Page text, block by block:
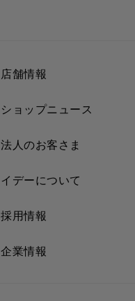
店舗情報
ショップニュース
法人のお客さま
イデーについて
採用情報
企業情報